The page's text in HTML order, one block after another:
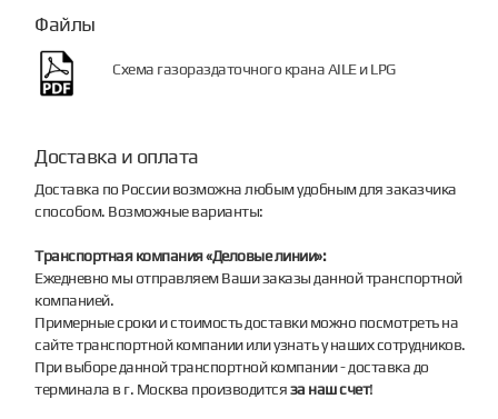
Файлы
Схема газораздаточного крана AILE и LPG
Доставка и оплата
Доставка по России возможна любым удобным для заказчика
способом. Возможные варианты:
Транспортная компания «Деловые линии»:
Ежедневно мы отправляем Ваши заказы данной транспортной
компанией.
Примерные сроки и стоимость доставки можно посмотреть на
сайте транспортной компании или узнать у наших сотрудников.
При выборе данной транспортной компании - доставка до
терминала в г. Москва производитсяза наш счет!